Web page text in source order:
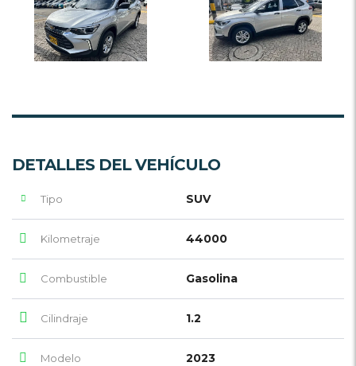
DETALLES DEL VEHÍCULO
Tipo SUV
Kilometraje 44000
Combustible Gasolina
Cilindraje 1.2
Modelo 2023